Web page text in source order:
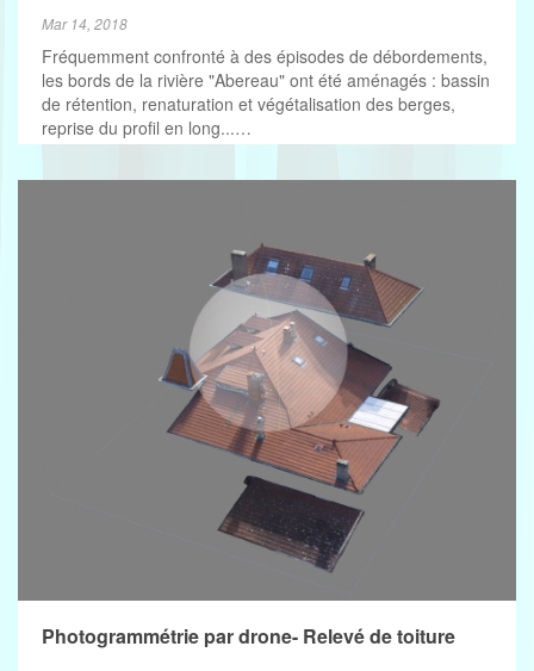
Mar 14, 2018
Fréquemment confronté à des épisodes de débordements,
les bords de la rivière "Abereau" ont été aménagés : bassin
de rétention, renaturation et végétalisation des berges,
reprise du profil en long...…
Photogrammétrie par drone- Relevé de toiture